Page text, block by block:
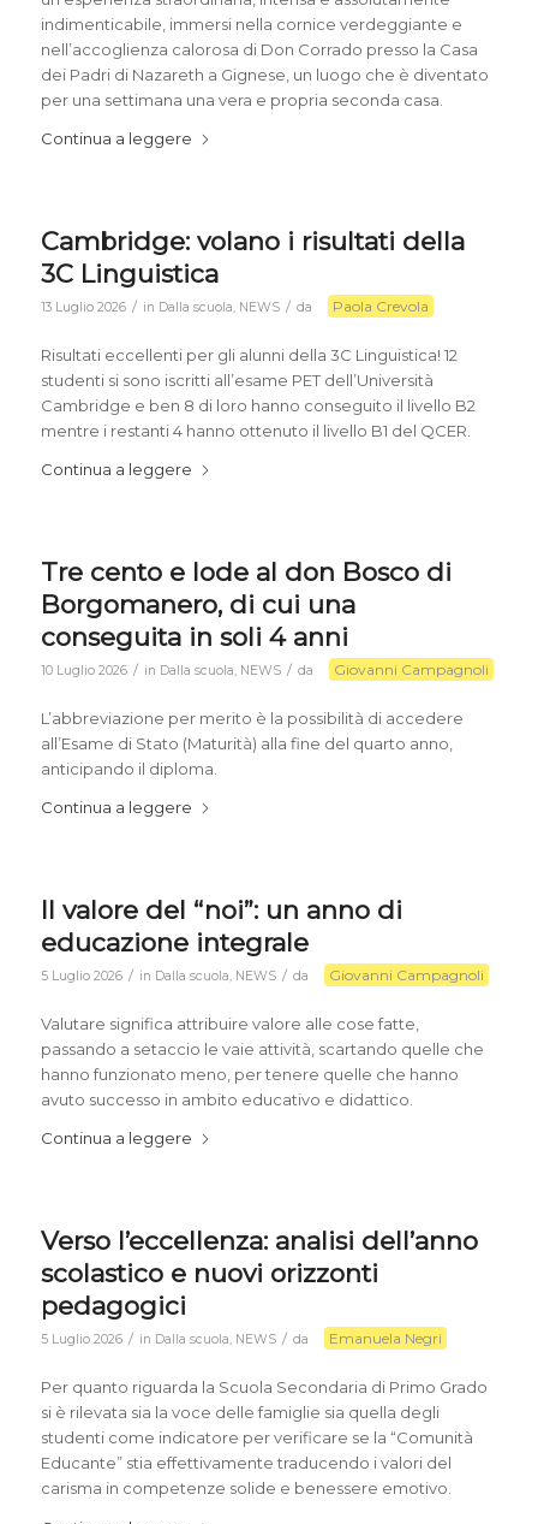
indimenticabile, immersi nella cornice verdeggiante e
nell’accoglienza calorosa di Don Corrado presso la Casa
dei Padri di Nazareth a Gignese, un luogo che è diventato
per una settimana una vera e propria seconda casa.
Continua a leggere
Cambridge: volano i risultati della
3C Linguistica
13 Luglio 2026 / in Dalla scuola, NEWS / da Paola Crevola
Risultati eccellenti per gli alunni della 3C Linguistica! 12
studenti si sono iscritti all’esame PET dell’Università
Cambridge e ben 8 di loro hanno conseguito il livello B2
mentre i restanti 4 hanno ottenuto il livello B1 del QCER.
Continua a leggere
Tre cento e lode al don Bosco di
Borgomanero, di cui una
conseguita in soli 4 anni
10 Luglio 2026 / in Dalla scuola, NEWS / da Giovanni Campagnoli
L’abbreviazione per merito è la possibilità di accedere
all’Esame di Stato (Maturità) alla fine del quarto anno,
anticipando il diploma.
Continua a leggere
Il valore del “noi”: un anno di
educazione integrale
5 Luglio 2026 / in Dalla scuola, NEWS / da Giovanni Campagnoli
Valutare significa attribuire valore alle cose fatte,
passando a setaccio le vaie attività, scartando quelle che
hanno funzionato meno, per tenere quelle che hanno
avuto successo in ambito educativo e didattico.
Continua a leggere
Verso l’eccellenza: analisi dell’anno
scolastico e nuovi orizzonti
pedagogici
5 Luglio 2026 / in Dalla scuola, NEWS / da Emanuela Negri
Per quanto riguarda la Scuola Secondaria di Primo Grado
si è rilevata sia la voce delle famiglie sia quella degli
studenti come indicatore per verificare se la “Comunità
Educante” stia effettivamente traducendo i valori del
carisma in competenze solide e benessere emotivo.